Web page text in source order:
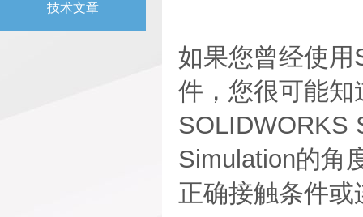
技术文章
如果您曾经使
件，您很可能
SOLIDWORKS
Simulation的角
正确接触条件